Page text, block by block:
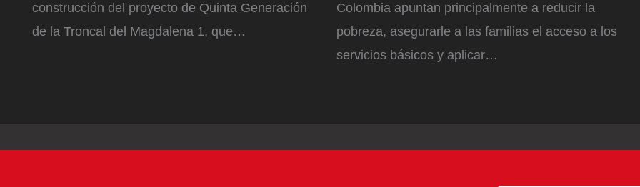
construcción del proyecto de Quinta Generación
de la Troncal del Magdalena 1, que…
Colombia apuntan principalmente a reducir la
pobreza, asegurarle a las familias el acceso a los
servicios básicos y aplicar…